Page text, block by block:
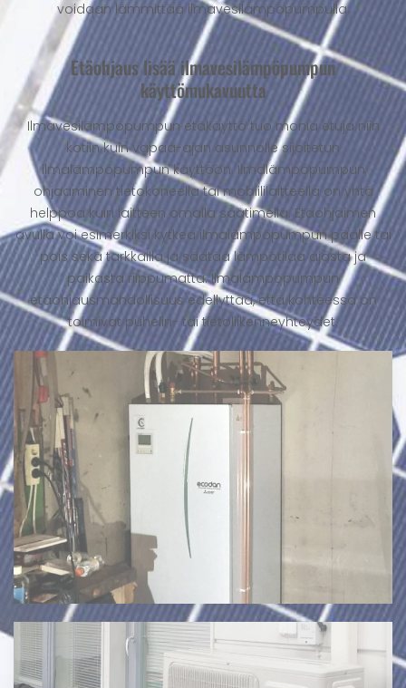
voidaan lämmittää ilmavesilämpöpumpulla.
Etäohjaus lisää ilmavesilämpöpumpun
käyttömukavuutta
Ilmavesilämpöpumpun etäkäyttö tuo monia etuja niin
kotiin kuin vapaa-ajan asunnolle sijoitetun
ilmalämpöpumpun käyttöön. Ilmalämpöpumpun
ohjaaminen tietokoneella tai mobiililaitteella on yhtä
helppoa kuin laitteen omalla säätimellä. Etäohjaimen
avulla voi esimerkiksi kytkeä ilmalämpöpumpun päälle tai
pois sekä tarkkailla ja säätää lämpötilaa ajasta ja
paikasta riippumatta. Ilmalämpöpumpun
etäohjausmahdollisuus edellyttää, että kohteessa on
toimivat puhelin- tai tietoliikenneyhteydet.